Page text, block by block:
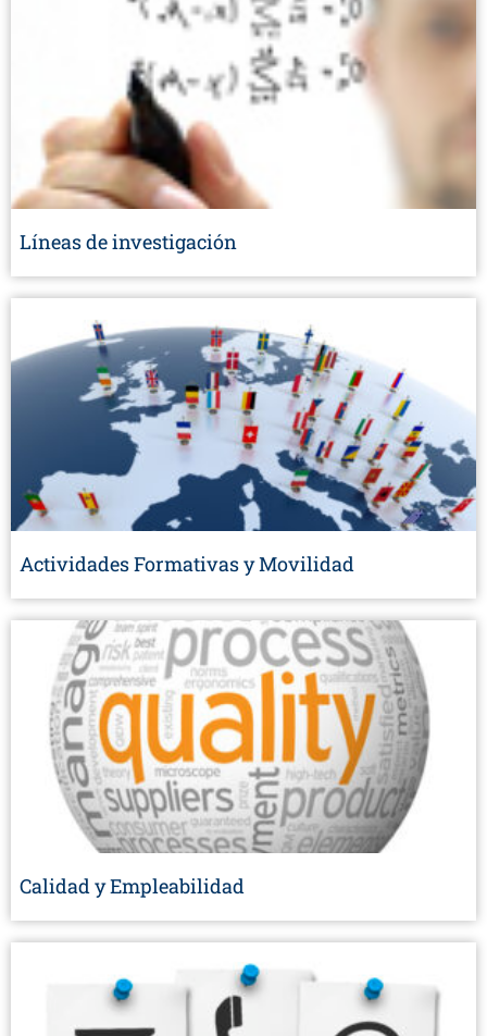
Líneas de investigación
Actividades Formativas y Movilidad
Calidad y Empleabilidad